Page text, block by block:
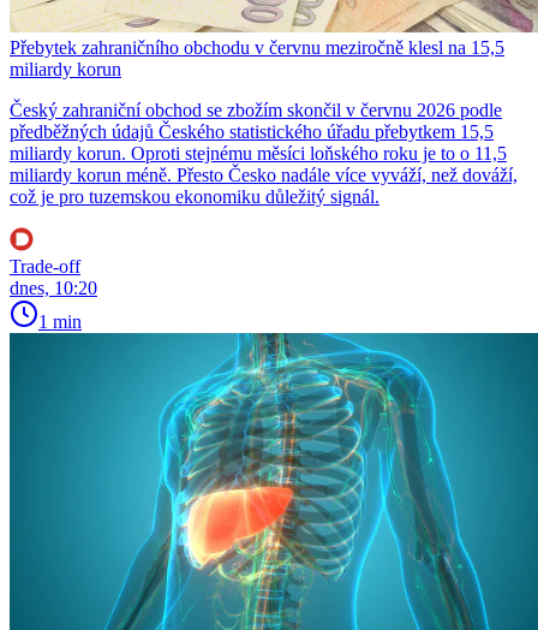
Přebytek zahraničního obchodu v červnu meziročně klesl na 15,5
miliardy korun
Český zahraniční obchod se zbožím skončil v červnu 2026 podle
předběžných údajů Českého statistického úřadu přebytkem 15,5
miliardy korun. Oproti stejnému měsíci loňského roku je to o 11,5
miliardy korun méně. Přesto Česko nadále více vyváží, než dováží,
což je pro tuzemskou ekonomiku důležitý signál.
Trade-off
dnes, 10:20
1 min